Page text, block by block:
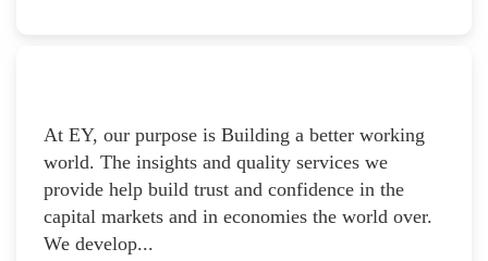
At EY, our purpose is Building a better working
world. The insights and quality services we
provide help build trust and confidence in the
capital markets and in economies the world over.
We develop...